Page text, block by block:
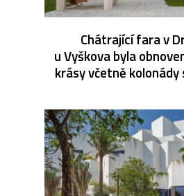
Chátrající fara v
u Vyškova byla
krásy včetně